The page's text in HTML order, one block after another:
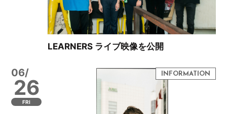
LEARNERS ライブ映像を公開
06/
26
FRI